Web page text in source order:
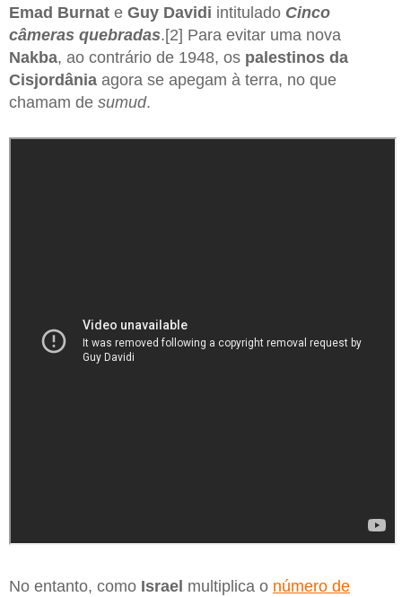
Emad Burnat e Guy Davidi intitulado Cinco
câmeras quebradas.[2] Para evitar uma nova
Nakba, ao contrário de 1948, os palestinos da
Cisjordânia agora se apegam à terra, no que
chamam de sumud.
No entanto, como Israel multiplica o número de